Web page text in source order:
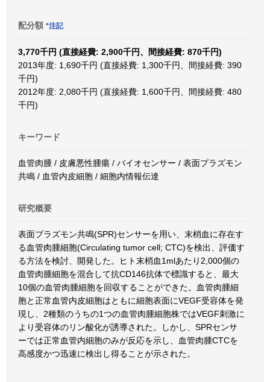
配分額 *注記
3,770千円 (直接経費: 2,900千円、間接経費: 870千円)
2013年度: 1,690千円 (直接経費: 1,300千円、間接経費: 390
千円)
2012年度: 2,080千円 (直接経費: 1,600千円、間接経費: 480
千円)
キーワード
血管肉腫 / 皮膚悪性腫瘍 / バイオセンサー / 表面プラズモン
共鳴 / 血管内皮細胞 / 細胞内情報伝達
研究概要
表面プラズモン共鳴(SPR)センサーを用い、末梢血に存在す
る血管肉腫細胞(Circulating tumor cell; CTC)を検出、評価す
る方法を検討、開発した。ヒト末梢血1mlあたり2,000個の
血管肉腫細胞を混合して抗CD146抗体で標識すると、最大
10個の血管肉腫細胞を回収することができた。血管肉腫細
胞と正常血管内皮細胞はともに細胞表面にVEGF受容体を発
現し、2種類のうちの1つの血管肉腫細胞株ではVEGF刺激に
より受容体のリン酸化が誘導された。しかし、SPRセンサ
ーでは正常血管内細胞のみが反応を示し、血管肉腫CTCを
高感度かつ迅速に検出し得ることが示された。